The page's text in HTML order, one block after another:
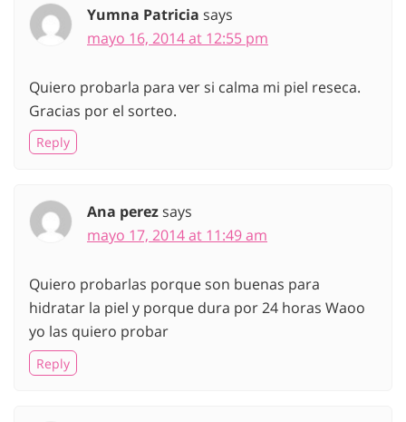
Yumna Patricia says
mayo 16, 2014 at 12:55 pm
Quiero probarla para ver si calma mi piel reseca.
Gracias por el sorteo.
Reply
Ana perezsays
mayo 17, 2014 at 11:49 am
Quiero probarlas porque son buenas para
hidratar la piel y porque dura por 24 horas Waoo
yo las quiero probar
Reply